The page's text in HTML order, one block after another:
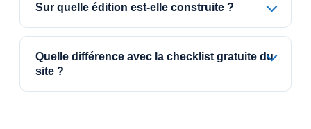
Sur quelle édition est-elle construite ?
Quelle différence avec la checklist gratuite du
site ?